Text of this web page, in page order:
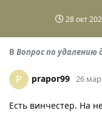
28 окт
В Вопрос по
P prapor99 26
Есть винчестер. На